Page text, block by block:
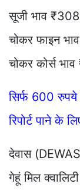
सूजी भाव
चोकर फाइन
चोकर कोर्स
सिर्फ 600
रिपोर्ट पाने के
देवास
गेहूं मिल